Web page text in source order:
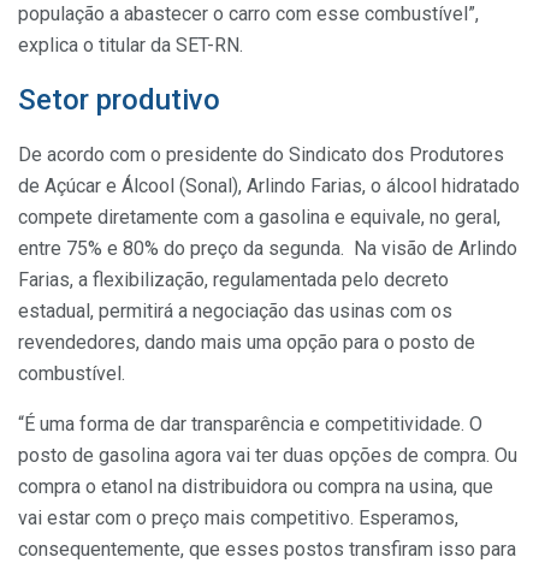
população a abastecer o carro com esse combustível”,
explica o titular da SET-RN.
Setor produtivo
De acordo com o presidente do Sindicato dos Produtores
de Açúcar e Álcool (Sonal), Arlindo Farias, o álcool hidratado
compete diretamente com a gasolina e equivale, no geral,
entre 75% e 80% do preço da segunda. Na visão de Arlindo
Farias, a flexibilização, regulamentada pelo decreto
estadual, permitirá a negociação das usinas com os
revendedores, dando mais uma opção para o posto de
combustível.
“É uma forma de dar transparência e competitividade. O
posto de gasolina agora vai ter duas opções de compra. Ou
compra o etanol na distribuidora ou compra na usina, que
vai estar com o preço mais competitivo. Esperamos,
consequentemente, que esses postos transfiram isso para